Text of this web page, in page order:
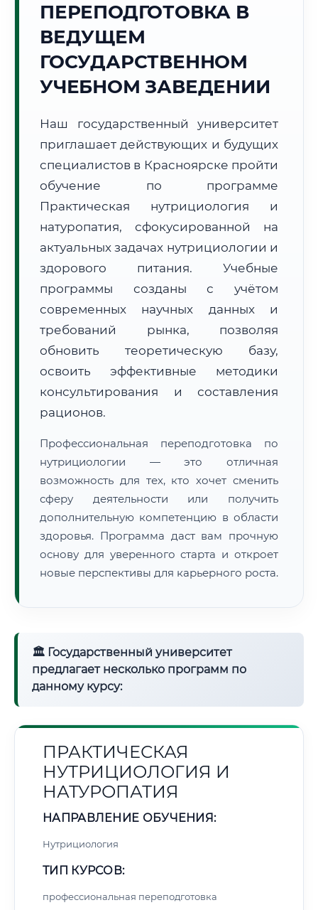
🌅 Восход:05:07 🌇 Закат:
20:40
📍 Региональная справка г. Красноярск
Субъект:
Красноярский край
Почтовые индексы:
660000–660999
Часовой пояс:
МСК+4 (UTC+7)
Формат учебы:
Дистанционно
🗺️ Зона обслуживания: г. Красноярск
Расчет логистики оригиналов:
• Маршрут транзита:
• Экспресс-доставка СДЭК / Почтой:1–2 рабочих дня
📜 Документы и аккредитация ФИС ФРДО
ПЕРЕПОДГОТОВКА В
ВЕДУЩЕМ
ГОСУДАРСТВЕННОМ
УЧЕБНОМ ЗАВЕДЕНИИ
Наш государственный университет
приглашает действующих и будущих
специалистов в Красноярске пройти
обучение по программе
Практическая нутрициология и
натуропатия, сфокусированной на
актуальных задачах нутрициологии и
здорового питания. Учебные
программы созданы с учётом
современных научных данных и
требований рынка, позволяя
обновить теоретическую базу,
освоить эффективные методики
консультирования и составления
рационов.
Профессиональная переподготовка по
нутрициологии — это отличная
возможность для тех, кто хочет сменить
сферу деятельности или получить
дополнительную компетенцию в области
здоровья. Программа даст вам прочную
основу для уверенного старта и откроет
новые перспективы для карьерного роста.
🏛 Государственный университет
предлагает несколько программ по
данному курсу:
ПРАКТИЧЕСКАЯ
НУТРИЦИОЛОГИЯ И
НАТУРОПАТИЯ
НАПРАВЛЕНИЕ ОБУЧЕНИЯ:
Нутрициология
ТИП КУРСОВ:
профессиональная переподготовка